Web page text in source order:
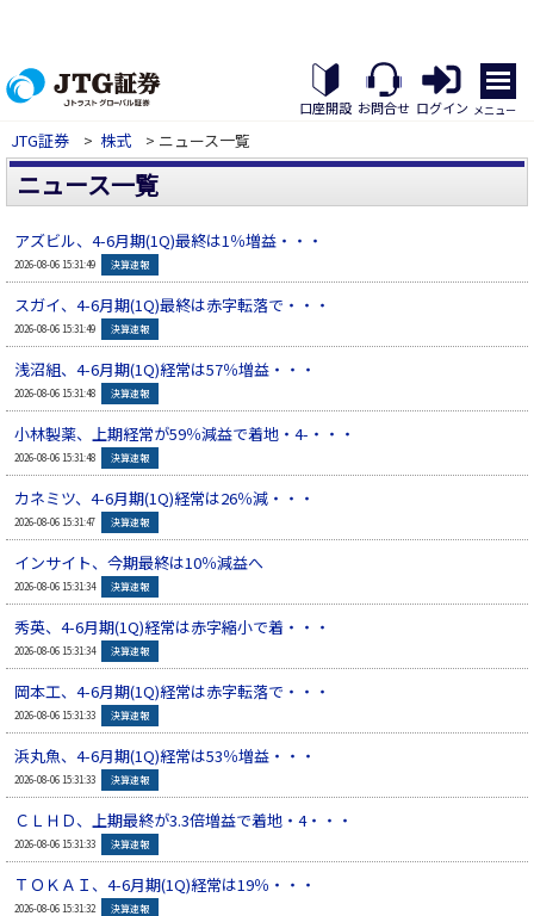
口座開設 お問合せ ログイン
メ
ニ
ュ
を
く
メニュー
JTG証券 > 株式 > ニュース一覧
ニュース一覧
アズビル、4-6月期(1Q)最終は1％増益・・・
2026-08-06 15:31:49 決算速報
スガイ、4-6月期(1Q)最終は赤字転落で・・・
2026-08-06 15:31:49 決算速報
浅沼組、4-6月期(1Q)経常は57％増益・・・
2026-08-06 15:31:48 決算速報
小林製薬、上期経常が59％減益で着地・4-・・・
2026-08-06 15:31:48 決算速報
カネミツ、4-6月期(1Q)経常は26％減・・・
2026-08-06 15:31:47 決算速報
インサイト、今期最終は10％減益へ
2026-08-06 15:31:34 決算速報
秀英、4-6月期(1Q)経常は赤字縮小で着・・・
2026-08-06 15:31:34 決算速報
岡本工、4-6月期(1Q)経常は赤字転落で・・・
2026-08-06 15:31:33 決算速報
浜丸魚、4-6月期(1Q)経常は53％増益・・・
2026-08-06 15:31:33 決算速報
ＣＬＨＤ、上期最終が3.3倍増益で着地・4・・・
2026-08-06 15:31:33 決算速報
ＴＯＫＡＩ、4-6月期(1Q)経常は19％・・・
2026-08-06 15:31:32 決算速報